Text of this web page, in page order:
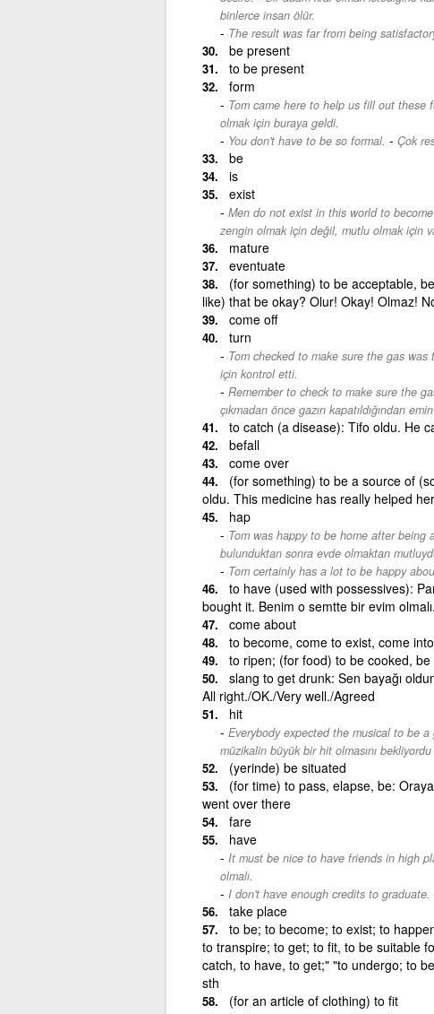
binlerce insan ölür.
The result was far from being
be present
to be present
form
Tom came here to help us fill out these
olmak için buraya geldi.
You don't have to be so formal. - Çok
be
is
exist
Men do not exist in this world to
zengin olmak için değil, mutlu olmak için
mature
eventuate
(for something) to be acceptable,
like) that be okay? Olur! Okay! Olmaz!
come off
turn
Tom checked to make sure the gas was
için kontrol etti.
Remember to check to make sure the
çıkmadan önce gazın kapatıldığından
to catch (a disease): Tifo oldu. He
befall
come over
(for something) to be a source of
oldu. This medicine has really helped her
hap
Tom was happy to be home after being
bulunduktan sonra evde olmaktan
Tom certainly has a lot to be happy
to have (used with possessives):
bought it. Benim o semtte bir evim
come about
to become, come to exist, come
to ripen; (for food) to be cooked, be
slang to get drunk: Sen bayağı
All right./OK./Very well./Agreed
hit
Everybody expected the musical to be
müzikalin büyük bir hit olmasını
(yerinde) be situated
(for time) to pass, elapse, be:
went over there
fare
have
It must be nice to have friends in high
olmalı.
I don't have enough credits to graduate.
take place
to be; to become; to exist; to
to transpire; to get; to fit, to be suitable
catch, to have, to get;" "to undergo; to
sth
(for an article of clothing) to fit